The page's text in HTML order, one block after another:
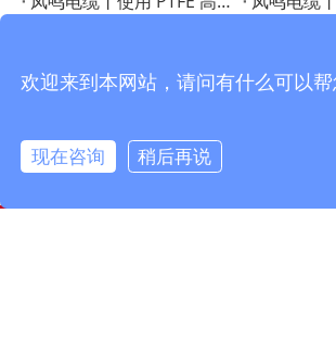
15358868788
info@fmcable.com
凤鸣公众号
欢迎来到本网站，请问有什么可以帮
现在咨询 稍后再说